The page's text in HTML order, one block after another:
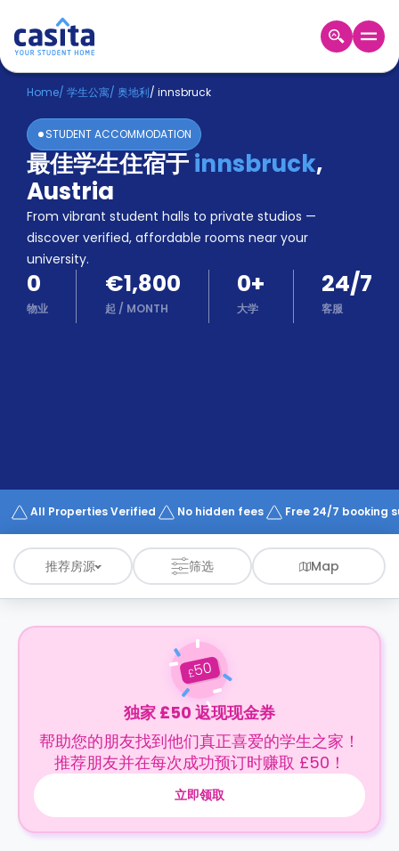
Home ZH EUR
登
入
Booking
Accommodation
About
us
Blog
Refer
And
Earn
Become
Works
Home/ 学生公寓/ 奥地利/ innsbruck
STUDENT ACCOMMODATION
最佳学生住宿于innsbruck,
Austria
From vibrant student halls to private studios —
discover verified, affordable rooms near your
university.
0
物业
€1,800
起 / MONTH
0+
大学
24/7
客服
All Properties Verified No hidden fees Free 24/7 booking
推荐房源 筛选 Map
£50
独家 £50 返现现金券
帮助您的朋友找到他们真正喜爱的学生之家！
推荐朋友并在每次成功预订时赚取 £50！
立即领取